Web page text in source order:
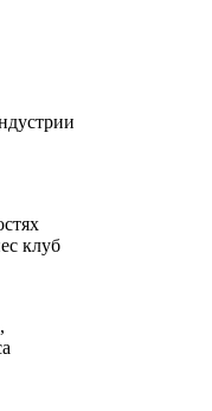
клуб